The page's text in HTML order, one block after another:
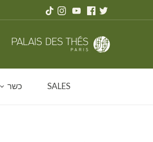
SALES כשר